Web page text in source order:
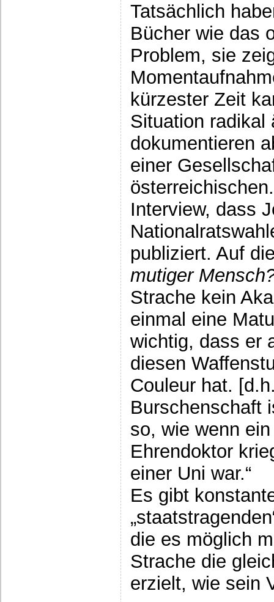
Tatsächlich
Bücher wie das
Problem, sie
kürzester Zeit
Situation radikal
dokumentieren
einer
Interview, dass
publiziert. Auf
mutiger
Strache kein
einmal eine
wichtig, dass er
diesen
Couleur hat.
Burschenschaft
so, wie wenn
Ehrendoktor
einer Uni war.“
Es gibt
die es möglich
Strache die
erzielt, wie sein